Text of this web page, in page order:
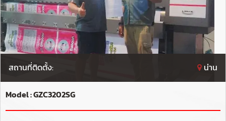
สถานที่ติดตั้ง: น่าน
Model : GZC3202SG